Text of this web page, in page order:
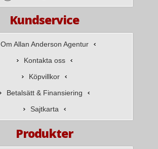
Kundservice
Om Allan Anderson Agentur
Kontakta oss
Köpvillkor
Betalsätt & Finansiering
Sajtkarta
Produkter